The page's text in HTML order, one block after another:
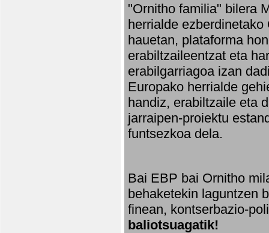
"Ornitho familia" bilera
herrialde
hauetan, plataforma
erabiltzaileentzat eta
erabilgarriagoa izan
Europako herrialde
handiz, erabiltzaile eta
jarraipen-proiektu
funtsezkoa dela.
Bai EBP bai Ornitho
behaketekin laguntzen
finean, kontserbazio-
baliotsuagatik!